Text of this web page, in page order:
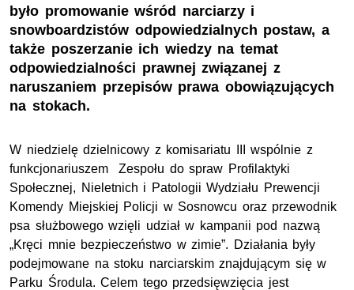
było promowanie wśród narciarzy i
snowboardzistów odpowiedzialnych postaw, a
także poszerzanie ich wiedzy na temat
odpowiedzialności prawnej związanej z
naruszaniem przepisów prawa obowiązujących
na stokach.
W niedzielę dzielnicowy z komisariatu III wspólnie z
funkcjonariuszem Zespołu do spraw Profilaktyki
Społecznej, Nieletnich i Patologii Wydziału Prewencji
Komendy Miejskiej Policji w Sosnowcu oraz przewodnik
psa służbowego wzięli udział w kampanii pod nazwą
„Kręci mnie bezpieczeństwo w zimie”. Działania były
podejmowane na stoku narciarskim znajdującym się w
Parku Środula. Celem tego przedsięwzięcia jest